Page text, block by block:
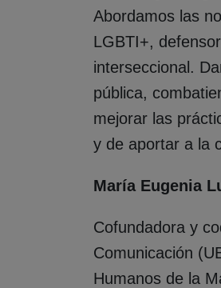
Abordamos las
LGBTI+,
interseccional.
pública,
mejorar las
y de aportar a la
María Eugenia
Cofundadora y
Comunicación
Humanos de la